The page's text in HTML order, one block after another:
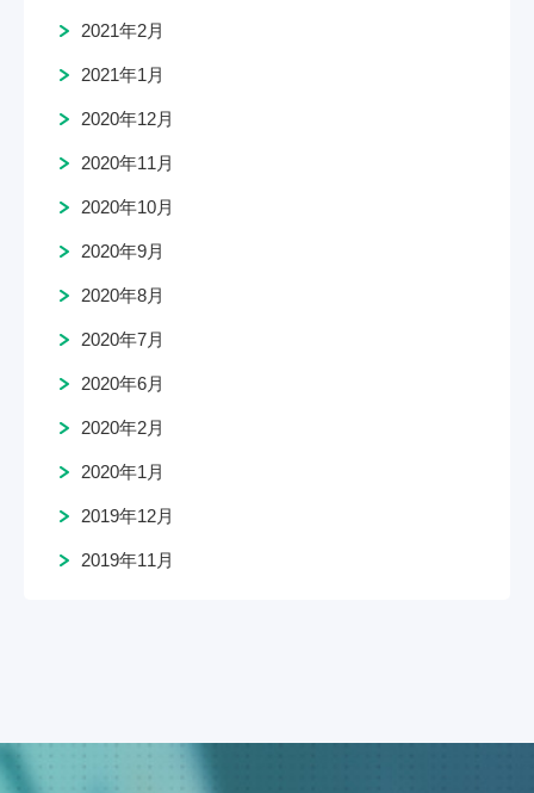
2021年2月
2021年1月
2020年12月
2020年11月
2020年10月
2020年9月
2020年8月
2020年7月
2020年6月
2020年2月
2020年1月
2019年12月
2019年11月